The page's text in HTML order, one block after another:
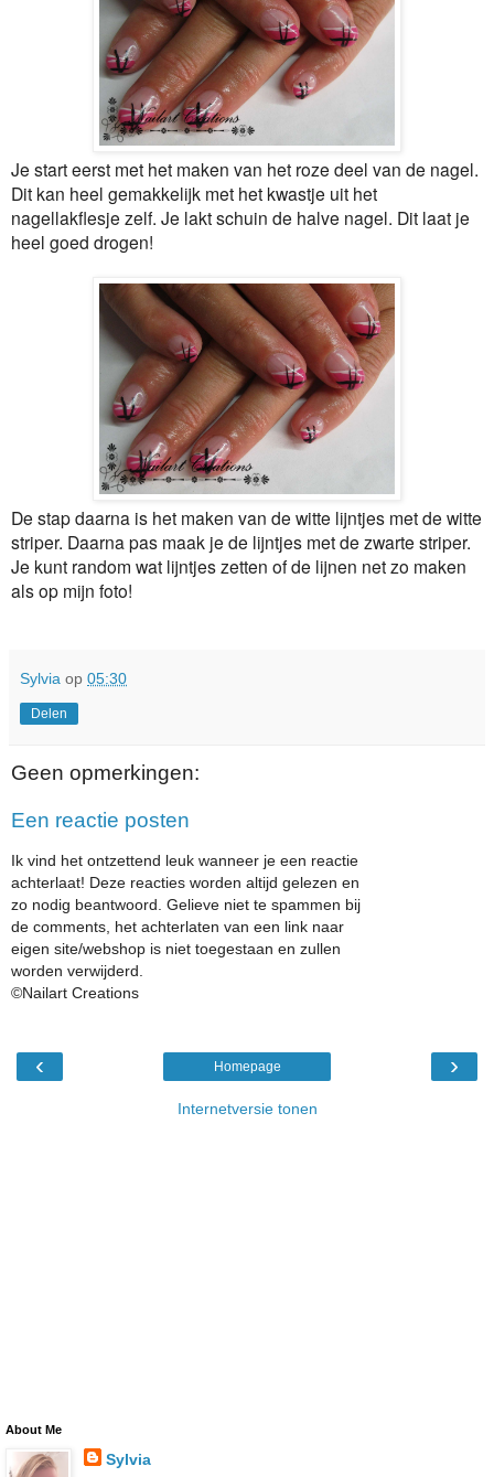
Je start eerst met het maken van het roze deel van de nagel.
Dit kan heel gemakkelijk met het kwastje uit het
nagellakflesje zelf. Je lakt schuin de halve nagel. Dit laat je
heel goed drogen!
De stap daarna is het maken van de witte lijntjes met de witte
striper. Daarna pas maak je de lijntjes met de zwarte striper.
Je kunt random wat lijntjes zetten of de lijnen net zo maken
als op mijn foto!
Sylvia op 05:30
Delen
Geen opmerkingen:
Een reactie posten
Ik vind het ontzettend leuk wanneer je een reactie
achterlaat! Deze reacties worden altijd gelezen en
zo nodig beantwoord. Gelieve niet te spammen bij
de comments, het achterlaten van een link naar
eigen site/webshop is niet toegestaan en zullen
worden verwijderd.
©Nailart Creations
‹ ›
Homepage
Internetversie tonen
About Me
Sylvia